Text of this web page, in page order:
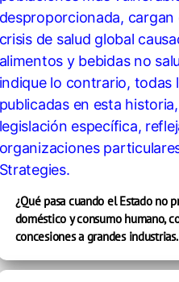
¿Qué pasa cuando el Estado no
doméstico y consumo humano,
concesiones a grandes